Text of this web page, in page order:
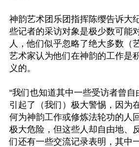
神韵艺术团乐团指挥陈缨告诉大
些记者的采访对象是极少数可能
人，他们似乎忽略了绝大多数（
艺术家认为他们在神韵的工作是
义的。
“我们也知道其中一些受访者曾
引起了（我们）极大警惕，因为
何为神韵工作或修炼法轮功的人
极大危险，但这些人却自由地、
们还有一些交流记录表明，其中